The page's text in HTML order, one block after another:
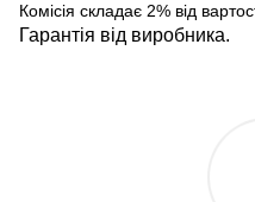
Комісія складає 2% від
Гарантія від виробника.